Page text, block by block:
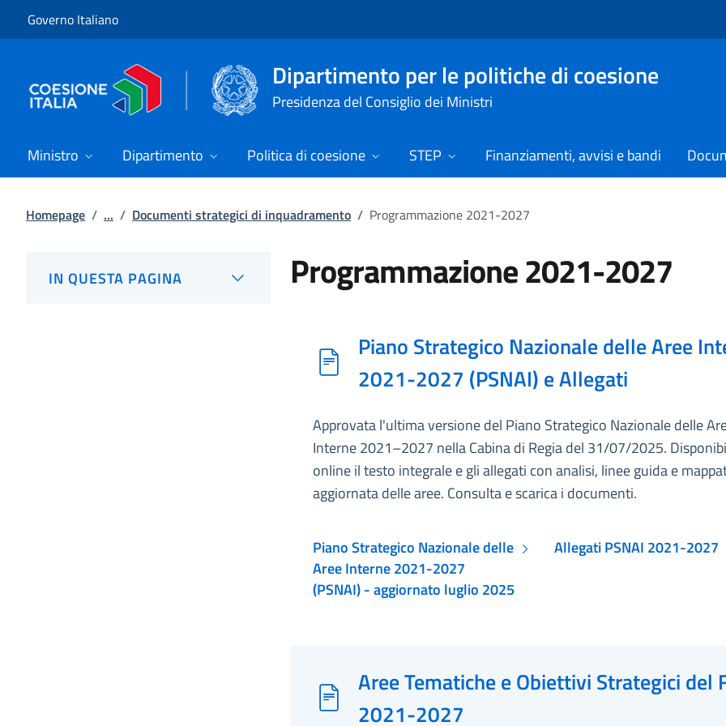
Governo Italiano
Dipartimento per le politiche di coesione
Presidenza del Consiglio dei Ministri
Ministro Dipartimento Politica di coesione STEP Finanziamenti, avvisi e bandi
Homepage / ... / Documenti strategici di inquadramento / Programmazione 2021-2027
IN QUESTA PAGINA Programmazione 2021-2027
Piano Strategico Nazionale delle Aree
2021-2027 (PSNAI) e Allegati
Approvata l'ultima versione del Piano Strategico Nazionale delle
Interne 2021–2027 nella Cabina di Regia del 31/07/2025.
online il testo integrale e gli allegati con analisi, linee guida e
aggiornata delle aree. Consulta e scarica i documenti.
Piano Strategico Nazionale delle
Aree Interne 2021-2027
(PSNAI) - aggiornato luglio 2025
Allegati PSNAI 2021-2027
Aree Tematiche e Obiettivi Strategici del
2021-2027